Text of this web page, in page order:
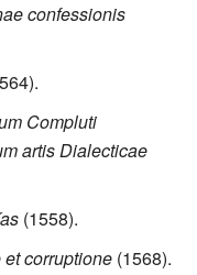
confessionis
Compluti
artis Dialecticae
(1558).
corruptione (1568).